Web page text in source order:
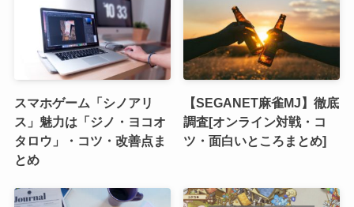
スマホゲーム「シノアリ
ス」魅力は「ジノ・ヨコオ
タロウ」・コツ・改善点ま
とめ
【SEGANET麻雀MJ】徹底
調査[オンライン対戦・コ
ツ・面白いところまとめ]